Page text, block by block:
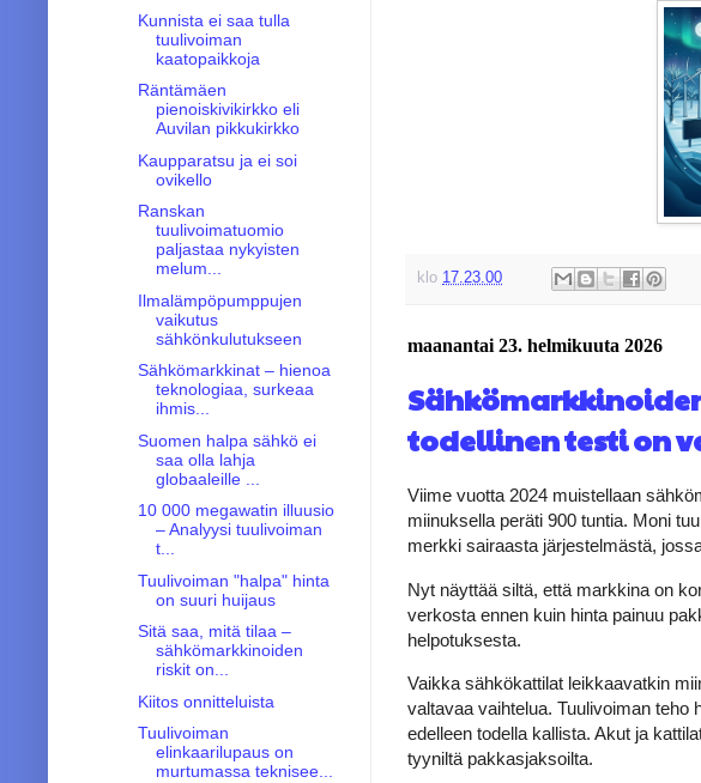
klo 17.23.00
maanantai 23. helmikuuta 2026
todellinen testi on
Viime vuotta 2024 muistellaan
miinuksella peräti 900 tuntia. Moni
merkki sairaasta järjestelmästä,
Nyt näyttää siltä, että markkina on
verkosta ennen kuin hinta painuu
helpotuksesta.
Vaikka sähkökattilat leikkaavatkin
valtavaa vaihtelua. Tuulivoiman teho
edelleen todella kallista. Akut ja
tyyniltä pakkasjaksoilta.
Kunnista ei saa tulla
tuulivoiman
kaatopaikkoja
Räntämäen
pienoiskivikirkko eli
Auvilan pikkukirkko
Kaupparatsu ja ei soi
ovikello
Ranskan
tuulivoimatuomio
paljastaa nykyisten
melum...
Ilmalämpöpumppujen
vaikutus
sähkönkulutukseen
Sähkömarkkinat – hienoa
teknologiaa, surkeaa
ihmis...
Suomen halpa sähkö ei
saa olla lahja
globaaleille ...
10 000 megawatin illuusio
– Analyysi tuulivoiman
t...
Tuulivoiman "halpa" hinta
on suuri huijaus
Sitä saa, mitä tilaa –
sähkömarkkinoiden
riskit on...
Kiitos onnitteluista
Tuulivoiman
elinkaarilupaus on
murtumassa teknisee...